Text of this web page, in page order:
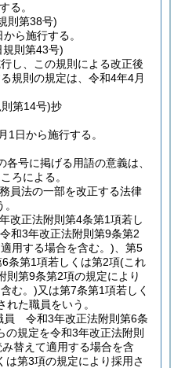
る。
則第38号)
ら施行する。
規則第43号)
し、この規則による改正後
規則の規定は、令和4年4月
第14号)抄
1日から施行する。
各号に掲げる用語の意義は、
ろによる。
員法の一部を改正する法律
改正法附則第4条第1項若し
和3年改正法附則第9条第2
用する場合を含む。) 、第5
条第1項若しくは第2項(これ
則第9条第2項の規定により
む。)又は第7条第1項若しく
た職員をいう。
員 令和3年改正法附則第6条
の規定を令和3年改正法附則
替えて適用する場合を含
は第3項の規定により採用さ